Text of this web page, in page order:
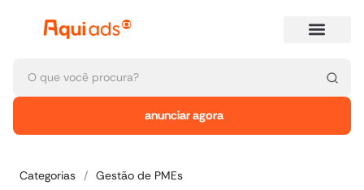
anunciar agora
Categorias / Gestão de PMEs